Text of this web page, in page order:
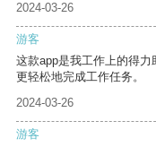
2024-03-26
游客
这款app是我工作上的得
更轻松地完成工作任务。
2024-03-26
游客